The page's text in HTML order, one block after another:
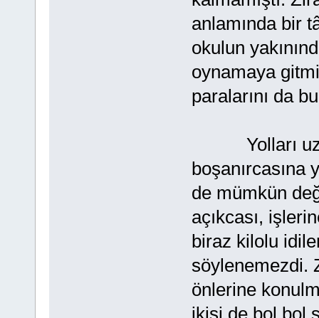
anlamında bir
okulun
oynamaya
paralarını da
Yolları
de mümkün
açıkcası,
biraz kilolu
söylenemezdi.
önlerine